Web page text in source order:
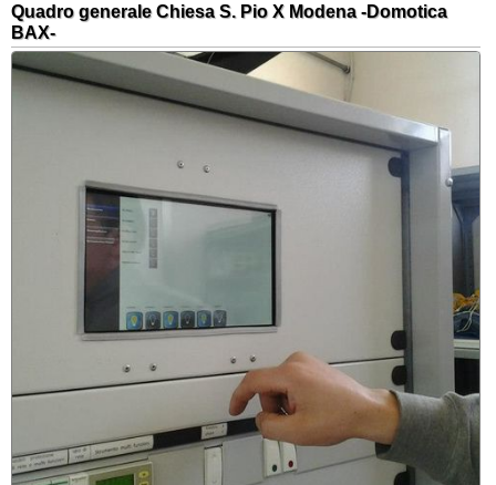
Quadro generale Chiesa S. Pio X Modena -Domotica
BAX-